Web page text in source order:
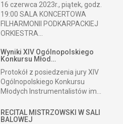
16 czerwca 2023r., piątek, godz.
19:00 SALA KONCERTOWA
FILHARMONII PODKARPACKIEJ
ORKIESTRA...
Wyniki XIV Ogólnopolskiego
Konkursu Młod…
Protokół z posiedzenia jury XIV
Ogólnopolskiego Konkursu
Młodych Instrumentalistów im...
RECITAL MISTRZOWSKI W SALI
BALOWEJ